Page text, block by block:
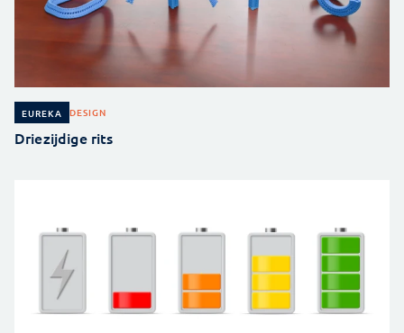
EUREKA DESIGN
Driezijdige rits